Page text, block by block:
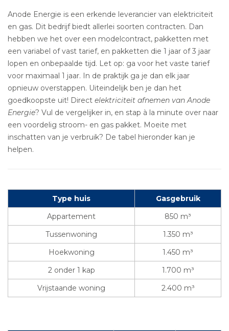
Anode Energie is een erkende leverancier van elektriciteit
en gas. Dit bedrijf biedt allerlei soorten contracten. Dan
hebben we het over een modelcontract, pakketten met
een variabel of vast tarief, en pakketten die 1 jaar of 3 jaar
lopen en onbepaalde tijd. Let op: ga voor het vaste tarief
voor maximaal 1 jaar. In de praktijk ga je dan elk jaar
opnieuw overstappen. Uiteindelijk ben je dan het
goedkoopste uit! Direct elektriciteit afnemen van Anode
Energie? Vul de vergelijker in, en stap à la minute over naar
een voordelig stroom- en gas pakket. Moeite met
inschatten van je verbruik? De tabel hieronder kan je
helpen.
Type huis
Gasgebruik
Appartement
850 m³
Tussenwoning
1.350 m³
Hoekwoning
1.450 m³
2 onder 1 kap
1.700 m³
Vrijstaande woning
2.400 m³